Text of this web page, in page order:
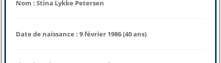
Nom : Stina Lykke Petersen
Date de naissance : 9 février 1986 (40 ans)